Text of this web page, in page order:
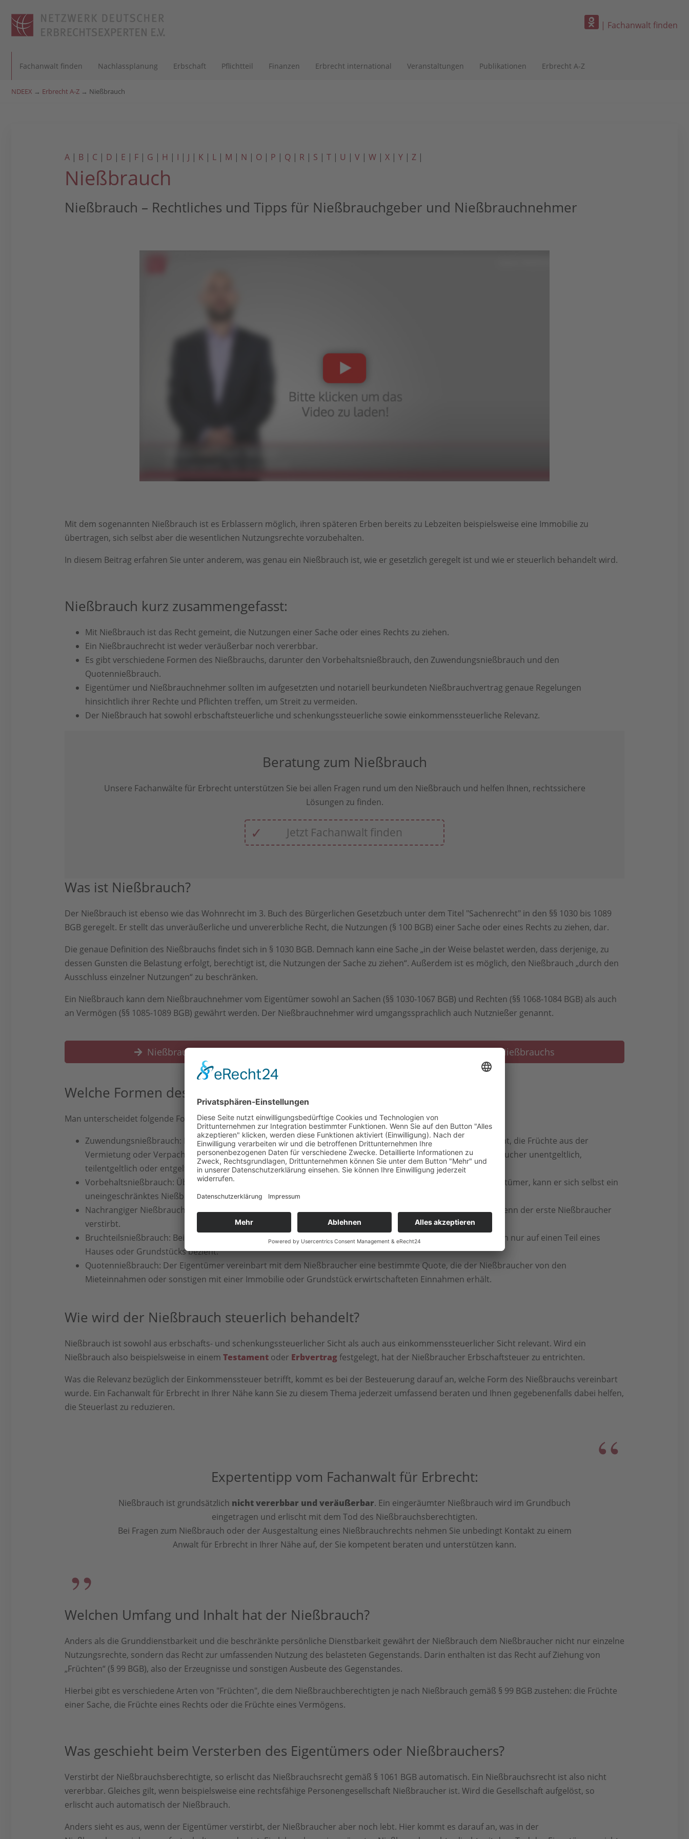
| Fachanwalt finden
Fachanwalt finden Nachlassplanung Erbschaft Pflichtteil Finanzen Erbrecht international Veranstaltungen Publikationen Erbrecht A-Z
NDEEX → Erbrecht A-Z → Nießbrauch
A | B | C | D | E | F | G | H | I | J | K | L | M | N | O | P | Q | R | S | T | U | V | W | X | Y | Z |
Nießbrauch
Nießbrauch – Rechtliches und Tipps für Nießbrauchgeber und Nießbrauchnehmer
Mit dem sogenannten Nießbrauch ist es Erblassern möglich, ihren späteren Erben bereits zu Lebzeiten beispielsweise eine Immobilie zu
übertragen, sich selbst aber die wesentlichen Nutzungsrechte vorzubehalten.
In diesem Beitrag erfahren Sie unter anderem, was genau ein Nießbrauch ist, wie er gesetzlich geregelt ist und wie er steuerlich behandelt wird.
Nießbrauch kurz zusammengefasst:
Mit Nießbrauch ist das Recht gemeint, die Nutzungen einer Sache oder eines Rechts zu ziehen.
Ein Nießbrauchrecht ist weder veräußerbar noch vererbbar.
Es gibt verschiedene Formen des Nießbrauchs, darunter den Vorbehaltsnießbrauch, den Zuwendungsnießbrauch und den
Quotennießbrauch.
Eigentümer und Nießbrauchnehmer sollten im aufgesetzten und notariell beurkundeten Nießbrauchvertrag genaue Regelungen
hinsichtlich ihrer Rechte und Pflichten treffen, um Streit zu vermeiden.
Der Nießbrauch hat sowohl erbschaftsteuerliche und schenkungssteuerliche sowie einkommenssteuerliche Relevanz.
Beratung zum Nießbrauch
Unsere Fachanwälte für Erbrecht unterstützen Sie bei allen Fragen rund um den Nießbrauch und helfen Ihnen, rechtssichere
Lösungen zu finden.
Jetzt Fachanwalt finden
Was ist Nießbrauch?
Der Nießbrauch ist ebenso wie das Wohnrecht im 3. Buch des Bürgerlichen Gesetzbuch unter dem Titel "Sachenrecht" in den §§ 1030 bis 1089
BGB geregelt. Er stellt das unveräußerliche und unvererbliche Recht, die Nutzungen (§ 100 BGB) einer Sache oder eines Rechts zu ziehen, dar.
Die genaue Definition des Nießbrauchs findet sich in § 1030 BGB. Demnach kann eine Sache „in der Weise belastet werden, dass derjenige, zu
dessen Gunsten die Belastung erfolgt, berechtigt ist, die Nutzungen der Sache zu ziehen“. Außerdem ist es möglich, den Nießbrauch „durch den
Ausschluss einzelner Nutzungen“ zu beschränken.
Ein Nießbrauch kann dem Nießbrauchnehmer vom Eigentümer sowohl an Sachen (§§ 1030-1067 BGB) und Rechten (§§ 1068-1084 BGB) als auch
an Vermögen (§§ 1085-1089 BGB) gewährt werden. Der Nießbrauchnehmer wird umgangssprachlich auch Nutznießer genannt.
Nießbrauch – allgemeine Infos, gesetzliche Regelungen und Ausgestaltungen des Nießbrauchs
Welche Formen des Nießbrauchs gibt es?
Man unterscheidet folgende Formen des Nießbrauchs:
Zuwendungsnießbrauch: Bei dieser Form des Nießbrauchs erhält eine dritte Person (Nießbraucher) das Recht, die Früchte aus der
Vermietung oder Verpachtung eines Grundstücks zu ziehen. Der Zuwendungsnießbrauch kann dem Nießbraucher unentgeltlich,
teilentgeltlich oder entgeltlich gewährt werden.
Vorbehaltsnießbrauch: Überträgt ein Eigentümer ein Grundstück oder eine Immobilie auf einen neuen Eigentümer, kann er sich selbst ein
uneingeschränktes Nießbrauchsrecht vorbehalten.
Nachrangiger Nießbrauch: Hier wird eine dritte Person festgelegt, auf die das Nießbrauchsrecht übergeht, wenn der erste Nießbraucher
verstirbt.
Bruchteilsnießbrauch: Beim Bruchteilsnießbrauch wird der Nießbrauch dahingehend beschränkt, dass er sich nur auf einen Teil eines
Hauses oder Grundstücks bezieht.
Quotennießbrauch: Der Eigentümer vereinbart mit dem Nießbraucher eine bestimmte Quote, die der Nießbraucher von den
Mieteinnahmen oder sonstigen mit einer Immobilie oder Grundstück erwirtschafteten Einnahmen erhält.
Wie wird der Nießbrauch steuerlich behandelt?
Nießbrauch ist sowohl aus erbschafts- und schenkungssteuerlicher Sicht als auch aus einkommenssteuerlicher Sicht relevant. Wird ein
Nießbrauch also beispielsweise in einem Testament oder Erbvertragfestgelegt, hat der Nießbraucher Erbschaftsteuer zu entrichten.
Was die Relevanz bezüglich der Einkommenssteuer betrifft, kommt es bei der Besteuerung darauf an, welche Form des Nießbrauchs vereinbart
wurde. Ein Fachanwalt für Erbrecht in Ihrer Nähe kann Sie zu diesem Thema jederzeit umfassend beraten und Ihnen gegebenenfalls dabei helfen,
die Steuerlast zu reduzieren.
Expertentipp vom Fachanwalt für Erbrecht:
Nießbrauch ist grundsätzlich nicht vererbbar und veräußerbar. Ein eingeräumter Nießbrauch wird im Grundbuch
eingetragen und erlischt mit dem Tod des Nießbrauchsberechtigten.
Bei Fragen zum Nießbrauch oder der Ausgestaltung eines Nießbrauchrechts nehmen Sie unbedingt Kontakt zu einem
Anwalt für Erbrecht in Ihrer Nähe auf, der Sie kompetent beraten und unterstützen kann.
Welchen Umfang und Inhalt hat der Nießbrauch?
Anders als die Grunddienstbarkeit und die beschränkte persönliche Dienstbarkeit gewährt der Nießbrauch dem Nießbraucher nicht nur einzelne
Nutzungsrechte, sondern das Recht zur umfassenden Nutzung des belasteten Gegenstands. Darin enthalten ist das Recht auf Ziehung von
„Früchten“ (§ 99 BGB), also der Erzeugnisse und sonstigen Ausbeute des Gegenstandes.
Hierbei gibt es verschiedene Arten von "Früchten", die dem Nießbrauchberechtigten je nach Nießbrauch gemäß § 99 BGB zustehen: die Früchte
einer Sache, die Früchte eines Rechts oder die Früchte eines Vermögens.
Was geschieht beim Versterben des Eigentümers oder Nießbrauchers?
Verstirbt der Nießbrauchsberechtigte, so erlischt das Nießbrauchsrecht gemäß § 1061 BGB automatisch. Ein Nießbrauchsrecht ist also nicht
vererbbar. Gleiches gilt, wenn beispielsweise eine rechtsfähige Personengesellschaft Nießbraucher ist. Wird die Gesellschaft aufgelöst, so
erlischt auch automatisch der Nießbrauch.
Anders sieht es aus, wenn der Eigentümer verstirbt, der Nießbraucher aber noch lebt. Hier kommt es darauf an, was in der